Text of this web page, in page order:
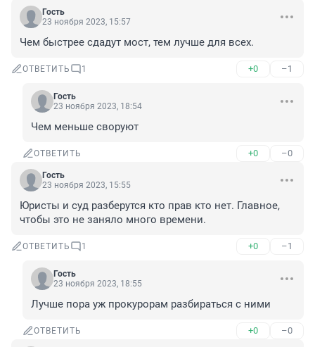
Гость
23 ноября 2023, 15:57
Чем быстрее сдадут мост, тем лучше для всех.
ОТВЕТИТЬ 1 +0 –1
Гость
23 ноября 2023, 18:54
Чем меньше своруют
ОТВЕТИТЬ +0 –0
Гость
23 ноября 2023, 15:55
Юристы и суд разберутся кто прав кто нет. Главное,
чтобы это не заняло много времени.
ОТВЕТИТЬ 1 +0 –1
Гость
23 ноября 2023, 18:55
Лучше пора уж прокурорам разбираться с ними
ОТВЕТИТЬ +0 –0